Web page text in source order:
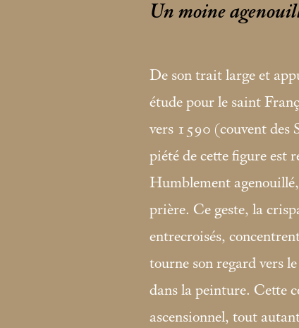
Un moine
De son trait large et
étude pour le saint
vers 1590 (couvent des
piété de cette figure est
Humblement
prière. Ce geste, la
entrecroisés,
tourne son regard vers
dans la peinture. Cette
ascensionnel, tout